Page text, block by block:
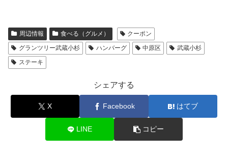
周辺情報 食べる（グルメ）
クーポン
グランツリー武蔵小杉
ハンバーグ 中原区
武蔵小杉
ステーキ
シェアする
X Facebook はてブ
LINE コピー